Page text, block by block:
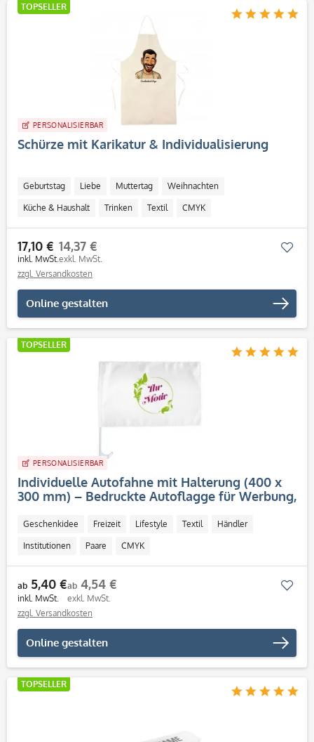
TOPSELLER
PERSONALISIERBAR
Schürze mit Karikatur & Individualisierung
Geburtstag Liebe Muttertag Weihnachten
Küche & Haushalt Trinken Textil CMYK
Personalisierbar / Onlinegestaltung
17,10 €
inkl. MwSt.
14,37 €
exkl. MwSt.
zzgl. Versandkosten
Online gestalten
TOPSELLER
PERSONALISIERBAR
Individuelle Autofahne mit Halterung (400 x
300 mm) – Bedruckte Autoflagge für Werbung,
Geschenkidee Freizeit Lifestyle Textil Händler
Institutionen Paare CMYK
ab 5,40 €
inkl. MwSt.
ab 4,54 €
exkl. MwSt.
zzgl. Versandkosten
Online gestalten
TOPSELLER